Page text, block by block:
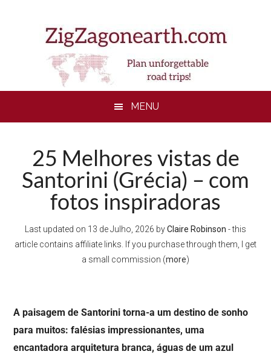
MENU
25 Melhores vistas de
Santorini (Grécia) – com
fotos inspiradoras
Last updated on 13 de Julho, 2026 byClaire Robinson - this
article contains affiliate links. If you purchase through them, I get
a small commission (more)
A paisagem de Santorini torna-a um destino de sonho
para muitos: falésias impressionantes, uma
encantadora arquitetura branca, águas de um azul